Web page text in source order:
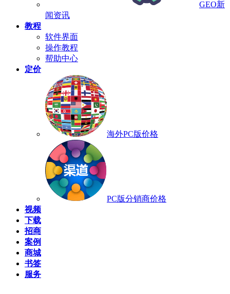
GEO新
闻资讯
教程
软件界面
操作教程
帮助中心
定价
海外PC版价格
PC版分销商价格
视频
下载
招商
案例
商城
书签
服务